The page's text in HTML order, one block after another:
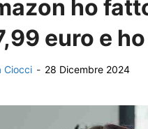
ho
euro e
Ciocci - 28 Dicembre 2024